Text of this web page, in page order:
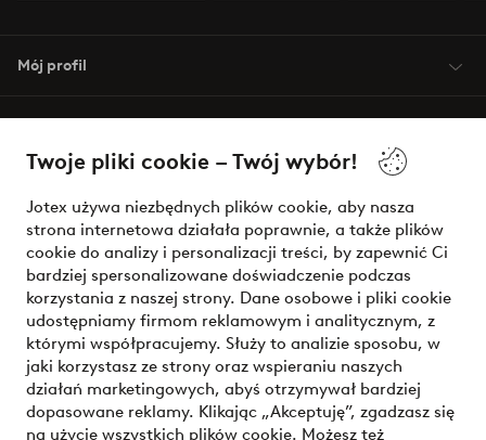
Twoje pliki cookie – Twój wybór!
Jotex używa niezbędnych plików cookie, aby nasza
strona internetowa działała poprawnie, a także plików
cookie do analizy i personalizacji treści, by zapewnić Ci
bardziej spersonalizowane doświadczenie podczas
korzystania z naszej strony. Dane osobowe i pliki cookie
udostępniamy firmom reklamowym i analitycznym, z
którymi współpracujemy. Służy to analizie sposobu, w
jaki korzystasz ze strony oraz wspieraniu naszych
działań marketingowych, abyś otrzymywał bardziej
dopasowane reklamy. Klikając „Akceptuję”, zgadzasz się
na użycie wszystkich plików cookie. Możesz też
Mój profil
Warunki
Bezpieczne płatności - zapłać teraz lub podziel się
Chcesz dowiedzieć się więcej o naszych opcjach płatności